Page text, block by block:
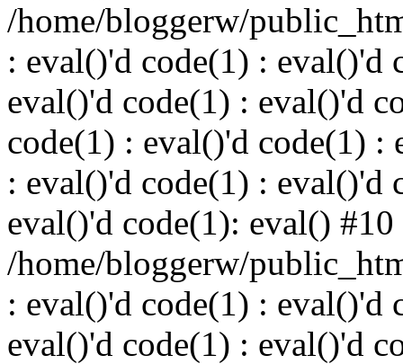
/home/bloggerw/
: eval()'d code(1) : eval()'d
eval()'d code(1) : eval()'d
code(1) : eval()'d code(1) :
: eval()'d code(1) : eval()'d
eval()'d code(1): eval() #10
/home/bloggerw/
: eval()'d code(1) : eval()'d
eval()'d code(1) : eval()'d